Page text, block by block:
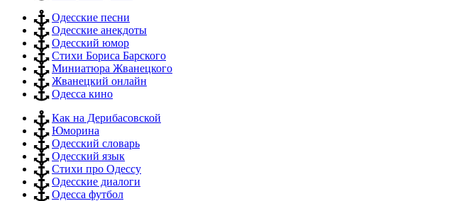
Одесские песни
Одесские анекдоты
Одесский юмор
Стихи Бориса Барского
Миниатюра Жванецкого
Жванецкий онлайн
Одесса кино
Как на Дерибасовской
Юморина
Одесский словарь
Одесский язык
Стихи про Одессу
Одесские диалоги
Одесса футбол